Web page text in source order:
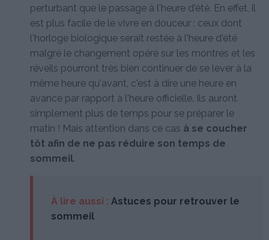
perturbant que le passage à l'heure d'été. En effet, il
est plus facile de le vivre en douceur : ceux dont
l'horloge biologique serait restée à l'heure d'été
malgré le changement opéré sur les montres et les
réveils pourront très bien continuer de se lever à la
même heure qu'avant, c'est à dire une heure en
avance par rapport à l'heure officielle. Ils auront
simplement plus de temps pour se préparer le
matin ! Mais attention dans ce cas à se coucher
tôt afin de ne pas réduire son temps de
sommeil.
À lire aussi : Astuces pour retrouver le
sommeil